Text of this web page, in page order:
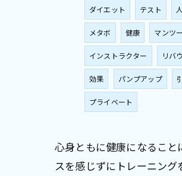
ダイエット テスト
メタボ 健康 マンツ
インストラクター リバ
効果 パンプアップ
プライベート
心身ともに健康になるこ
スを感じずにトレーニン